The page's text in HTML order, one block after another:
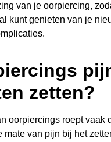
van je oorpiercing,
kunt genieten van je
zetten?
oorpiercings roept vaak
mate van pijn bij het